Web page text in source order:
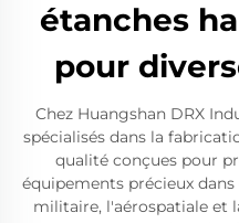
étanches
pour
Chez Huangshan DRX
spécialisés dans la
qualité conçues pour
équipements précieux
militaire, l'aérospatiale et